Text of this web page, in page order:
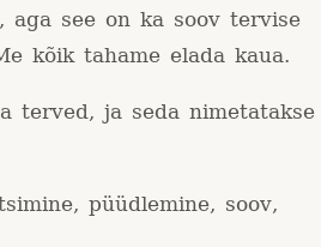
aga see on ka soov tervise
kõik tahame elada kaua.
terved, ja seda nimetatakse
püüdlemine, soov,